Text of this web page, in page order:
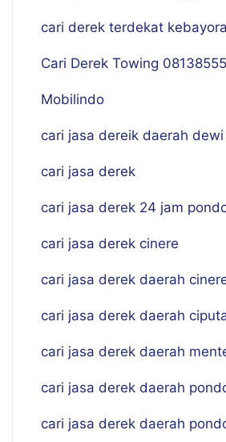
cari derek terdekat
Cari Derek Towing
Mobilindo
cari jasa dereik daerah
cari jasa derek
cari jasa derek 24 jam
cari jasa derek cinere
cari jasa derek daerah
cari jasa derek daerah
cari jasa derek daerah
cari jasa derek daerah
cari jasa derek daerah